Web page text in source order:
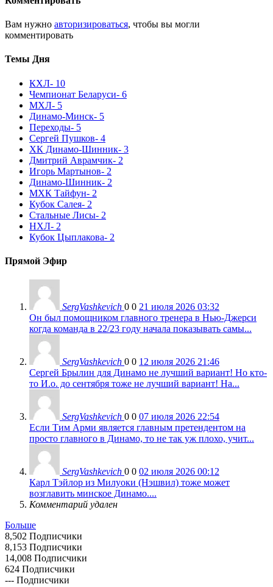
Вам нужно авторизироваться, чтобы вы могли
комментировать
Темы Дня
КХЛ- 10
Чемпионат Беларуси- 6
МХЛ- 5
Динамо-Минск- 5
Переходы- 5
Сергей Пушков- 4
ХК Динамо-Шинник- 3
Дмитрий Аврамчик- 2
Игорь Мартынов- 2
Динамо-Шинник- 2
МХК Тайфун- 2
Кубок Салея- 2
Стальные Лисы- 2
НХЛ- 2
Кубок Цыплакова- 2
Прямой Эфир
SergVashkevich 0 0 21 июля 2026 03:32
Он был помощником главного тренера в Нью-Джерси
когда команда в 22/23 году начала показывать самы...
SergVashkevich 0 0 12 июля 2026 21:46
Сергей Брылин для Динамо не лучший вариант! Но кто-
то И.о. до сентября тоже не лучший вариант! На...
SergVashkevich 0 0 07 июля 2026 22:54
Если Тим Арми является главным претендентом на
просто главного в Динамо, то не так уж плохо, учит...
SergVashkevich 0 0 02 июля 2026 00:12
Карл Тэйлор из Милуоки (Нэшвил) тоже может
возглавить минское Динамо....
Комментарий удален
Больше
8,502 Подписчики
8,153 Подписчики
14,008 Подписчики
624 Подписчики
--- Подписчики